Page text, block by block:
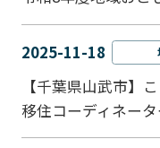
2025-11-18
【千葉県山武市
移住コーディネータ